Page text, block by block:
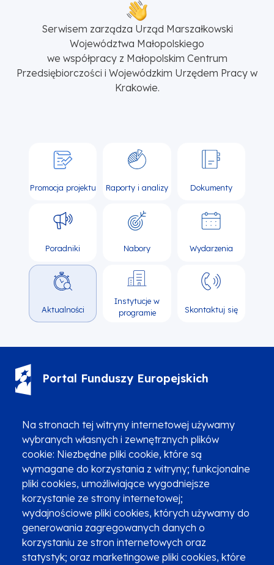
Na stronach tej witryny internetowej używamy
wybranych własnych i zewnętrznych plików
cookie: Niezbędne pliki cookie, które są
wymagane do korzystania z witryny; funkcjonalne
pliki cookies, umożliwiające wygodniejsze
korzystanie ze strony internetowej;
wydajnościowe pliki cookies, których używamy do
generowania zagregowanych danych o
korzystaniu ze stron internetowych oraz
statystyk; oraz marketingowe pliki cookies, które
Serwisem zarządza Urząd Marszałkowski
Województwa Małopolskiego
we współpracy z Małopolskim Centrum
Przedsiębiorczości i Wojewódzkim Urzędem Pracy w
Krakowie.
Promocja projektu Raporty i analizy Dokumenty
Poradniki Nabory Wydarzenia
Aktualności
Instytucje w
programie
Skontaktuj się
Portal Funduszy Europejskich
Zgłoszenia podejrzenia niezgodności z KPP i KPON
Newsletter
Fundusze SMS-em
Najczęściej zadawane pytania
Promocja projektu